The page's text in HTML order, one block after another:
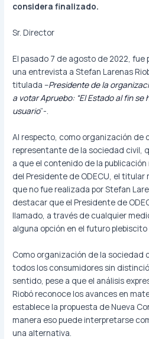
considera finalizado.
Sr. Director
El pasado 7 de agosto de 2022, fue
una entrevista a Stefan Larenas
titulada –Presidente de la
a votar Apruebo: “El Estado al fin
usuario”-.
Al respecto, como organización de
representante de la sociedad civil,
a que el contenido de la
del Presidente de ODECU, el
que no fue realizada por Stefan
destacar que el Presidente de
llamado, a través de cualquier
alguna opción en el futuro
Como organización de la sociedad
todos los consumidores sin
sentido, pese a que el análisis
Riobó reconoce los avances en
establece la propuesta de Nueva
manera eso puede interpretarse
una alternativa.